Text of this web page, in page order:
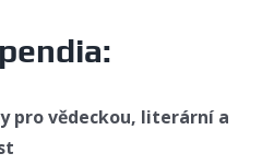
pro vědeckou, literární a